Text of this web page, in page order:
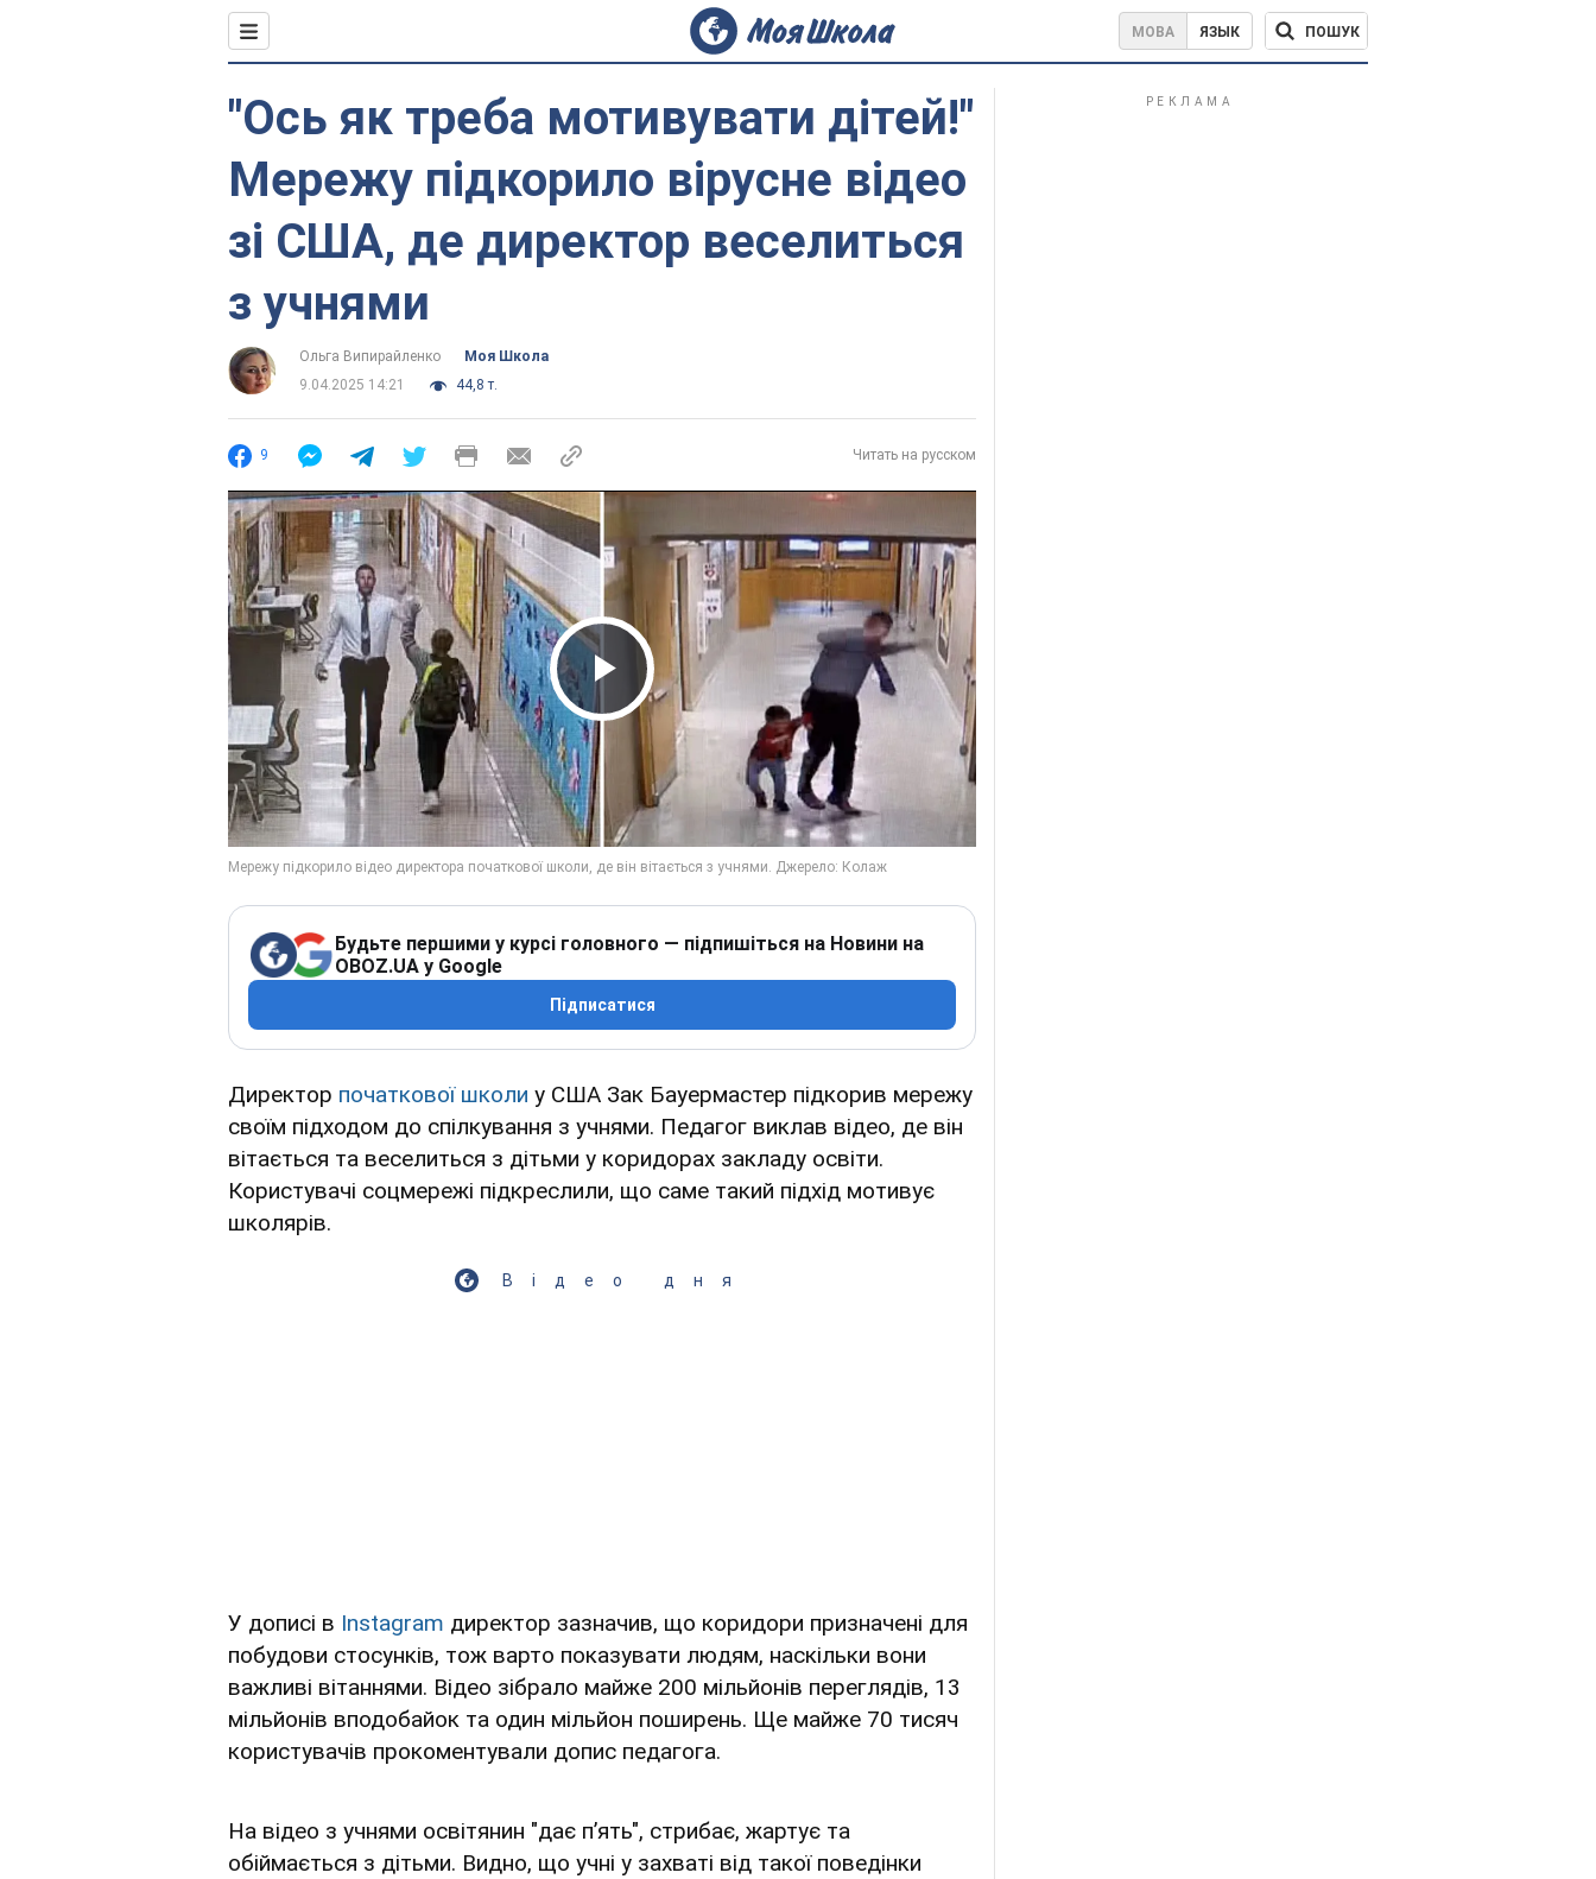
МОВА ЯЗЫК ПОШУК
"Ось як треба мотивувати дітей!"
Мережу підкорило вірусне відео
зі США, де директор веселиться
з учнями
Ольга Випирайленко
Моя Школа
9.04.2025 14:21
44,8 т.
9 Читать на русском
Play Video
Будьте першими у курсі головного — підпишіться на Новини на
OBOZ.UA у Google
Підписатися
Директор початкової школи у США Зак Бауермастер підкорив мережу
своїм підходом до спілкування з учнями. Педагог виклав відео, де він
вітається та веселиться з дітьми у коридорах закладу освіти.
Користувачі соцмережі підкреслили, що саме такий підхід мотивує
школярів.
Відео дня
У дописі в Instagram директор зазначив, що коридори призначені для
побудови стосунків, тож варто показувати людям, наскільки вони
важливі вітаннями. Відео зібрало майже 200 мільйонів переглядів, 13
мільйонів вподобайок та один мільйон поширень. Ще майже 70 тисяч
користувачів прокоментували допис педагога.
На відео з учнями освітянин "дає пʼять", стрибає, жартує та
обіймається з дітьми. Видно, що учні у захваті від такої поведінки